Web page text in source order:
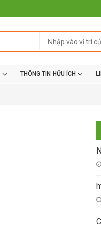
THÔNG TIN HỮU ÍCH